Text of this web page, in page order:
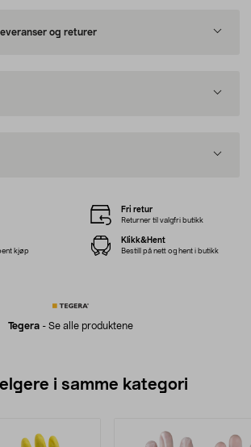
og returer
Tegera- Se alle produktene
Fri retur
Returner til valgfri butikk
kjøp
Klikk&Hent
Bestill på nett og hent i butikk
i samme kategori